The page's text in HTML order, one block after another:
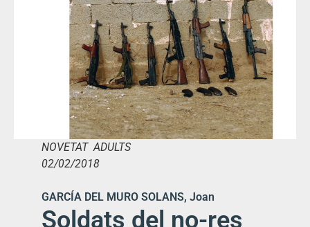
NOVETAT ADULTS
02/02/2018
GARCÍA DEL MURO SOLANS, Joan
Soldats del no-res